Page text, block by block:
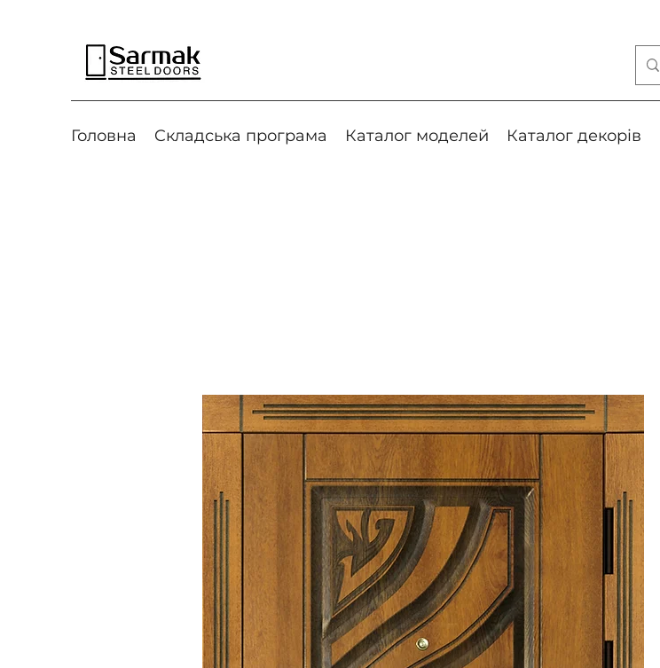
Головна Cкладська програма Каталог моделей Каталог декорів